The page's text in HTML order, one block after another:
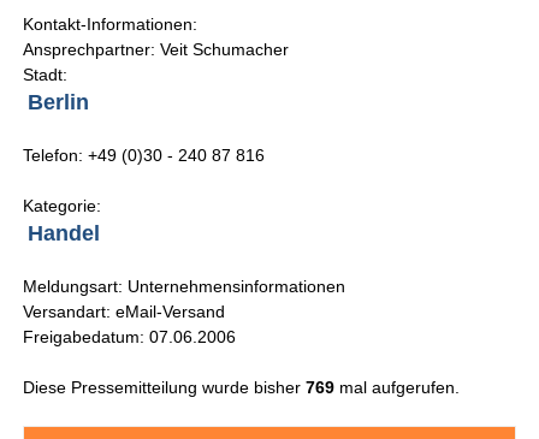
Kontakt-Informationen:
Ansprechpartner: Veit Schumacher
Stadt:
Berlin
Telefon: +49 (0)30 - 240 87 816
Kategorie:
Handel
Meldungsart: Unternehmensinformationen
Versandart: eMail-Versand
Freigabedatum: 07.06.2006
Diese Pressemitteilung wurde bisher769 mal aufgerufen.